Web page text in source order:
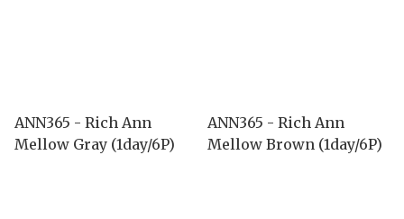
ANN365 - Rich Ann
Mellow Gray (1day/6P)
ANN365 - Rich Ann
Mellow Brown (1day/6P)